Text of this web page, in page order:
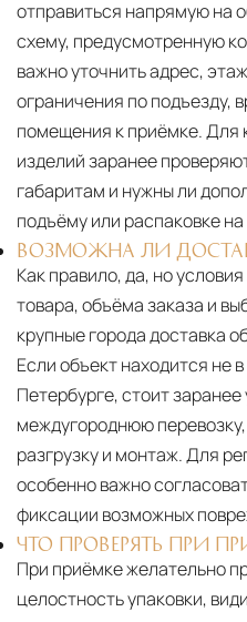
отправиться напрямую на
схему, предусмотренную
важно уточнить адрес,
ограничения по подъезду,
помещения к приёмке. Для
изделий заранее
габаритам и нужны ли
подъёму или распаковке
ВОЗМОЖНА ЛИ
Как правило, да, но
товара, объёма заказа и
крупные города доставка
Если объект находится не
Петербурге, стоит заранее
междугороднюю
разгрузку и монтаж. Для
особенно важно
фиксации возможных
ЧТО ПРОВЕРЯТЬ ПРИ
При приёмке желательно
целостность упаковки,